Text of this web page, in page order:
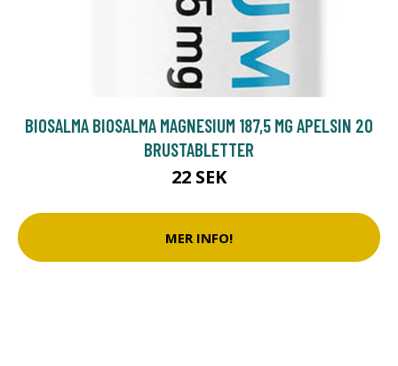
BIOSALMA BIOSALMA MAGNESIUM 187,5 MG APELSIN 20
BRUSTABLETTER
22 SEK
MER INFO!